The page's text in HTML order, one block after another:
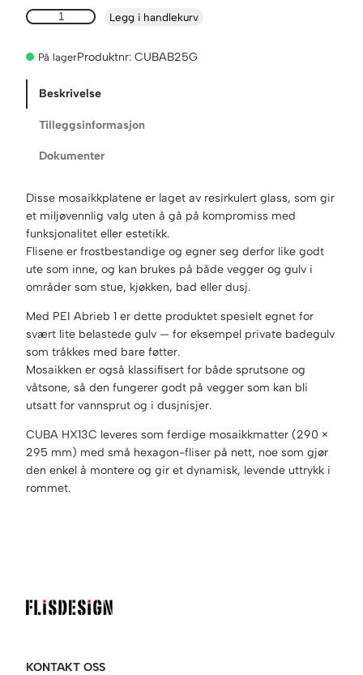
H
H
G
2
7
,
5
×
9
,
7
c
m
a
Legg i handlekurv
På lagerProduktnr: CUBAB25G
Beskrivelse
Tilleggsinformasjon
Dokumenter
Disse mosaikkplatene er laget av resirkulert glass, som gir
et miljøvennlig valg uten å gå på kompromiss med
funksjonalitet eller estetikk.
Flisene er frostbestandige og egner seg derfor like godt
ute som inne, og kan brukes på både vegger og gulv i
områder som stue, kjøkken, bad eller dusj.
Med PEI Abrieb 1 er dette produktet spesielt egnet for
svært lite belastede gulv — for eksempel private badegulv
som tråkkes med bare føtter.
Mosaikken er også klassifisert for både sprutsone og
våtsone, så den fungerer godt på vegger som kan bli
utsatt for vannsprut og i dusjnisjer.
CUBA HX13C leveres som ferdige mosaikkmatter (290 ×
295 mm) med små hexagon-fliser på nett, noe som gjør
den enkel å montere og gir et dynamisk, levende uttrykk i
rommet.
KONTAKT OSS